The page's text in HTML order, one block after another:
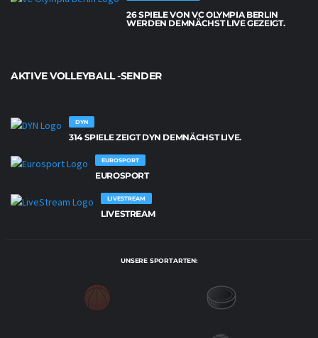
26 SPIELE VON VC OLYMPIA BERLIN
WERDEN DEMNÄCHST LIVE GEZEIGT.
AKTIVE VOLLEYBALL -SENDER
DYN
314 SPIELE ZEIGT DYN DEMNÄCHST LIVE.
EUROSPORT
EUROSPORT
LIVESTREAM
LIVESTREAM
UNSERE SPORTARTEN: